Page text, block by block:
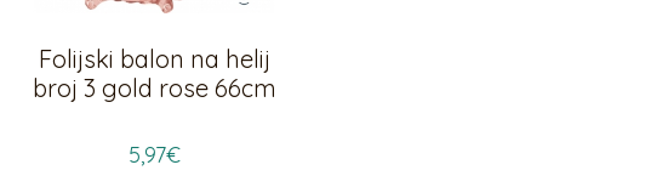
Folijski balon na helij
broj 3 gold rose 66cm
5,97€